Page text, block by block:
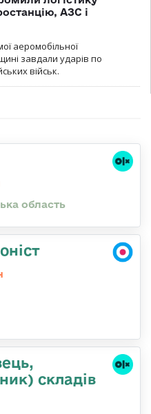
АЗС і
аеромобільної
завдали ударів по
військ.
область
складів